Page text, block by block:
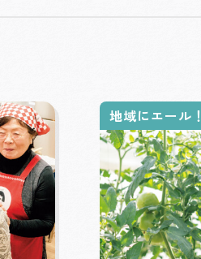
地域にエール！